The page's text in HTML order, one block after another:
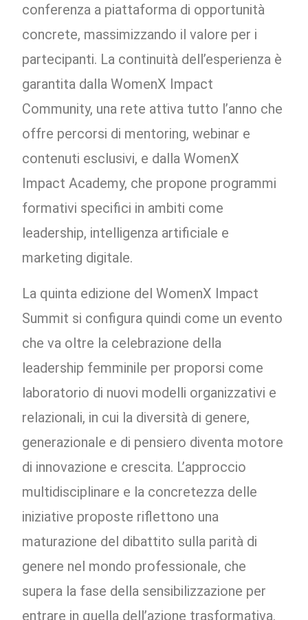
conferenza a piattaforma di opportunità
concrete, massimizzando il valore per i
partecipanti. La continuità dell’esperienza è
garantita dalla WomenX Impact
Community, una rete attiva tutto l’anno che
offre percorsi di mentoring, webinar e
contenuti esclusivi, e dalla WomenX
Impact Academy, che propone programmi
formativi specifici in ambiti come
leadership, intelligenza artificiale e
marketing digitale.
La quinta edizione del WomenX Impact
Summit si configura quindi come un evento
che va oltre la celebrazione della
leadership femminile per proporsi come
laboratorio di nuovi modelli organizzativi e
relazionali, in cui la diversità di genere,
generazionale e di pensiero diventa motore
di innovazione e crescita. L’approccio
multidisciplinare e la concretezza delle
iniziative proposte riflettono una
maturazione del dibattito sulla parità di
genere nel mondo professionale, che
supera la fase della sensibilizzazione per
entrare in quella dell’azione trasformativa.